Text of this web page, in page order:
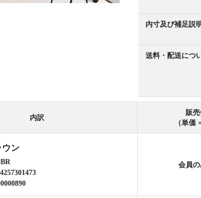
内寸及び補足説
送料・配送につ
内訳
販
（単価
ウン
会員